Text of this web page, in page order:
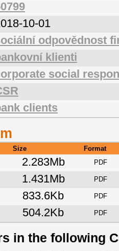
10-01
odpovědnost
klienti
social
clients
Size
Format
2.283Mb PDF
1.431Mb PDF
833.6Kb PDF
504.2Kb PDF
in the following